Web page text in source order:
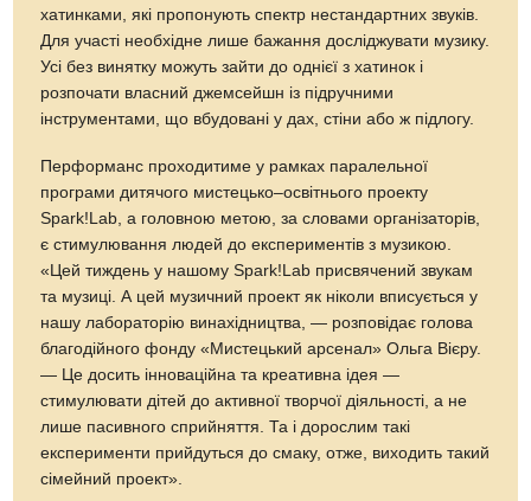
хатинками, які пропонують спектр нестандартних звуків.
Для участі необхідне лише бажання досліджувати музику.
Усі без винятку можуть зайти до однієї з хатинок і
розпочати власний джемсейшн iз підручними
інструментами, що вбудовані у дах, стіни або ж підлогу.
Перформанс проходитиме у рамках паралельної
програми дитячого мистецько–освітнього проекту
Spark!Lab, а головною метою, за словами організаторів,
є стимулювання людей до експериментів з музикою.
«Цей тиждень у нашому Spark!Lab присвячений звукам
та музиці. А цей музичний проект як ніколи вписується у
нашу лабораторію винахідництва, — розповідає голова
благодійного фонду «Мистецький арсенал» Ольга Вієру.
— Це досить інноваційна та креативна ідея —
стимулювати дітей до активної творчої діяльності, а не
лише пасивного сприйняття. Та і дорослим такі
експерименти прийдуться до смаку, отже, виходить такий
сімейний проект».